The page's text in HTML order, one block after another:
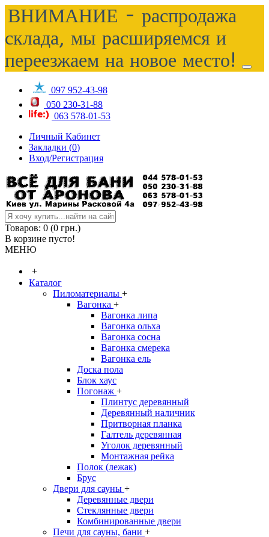
ВНИМАНИЕ - распродажа
склада, мы расширяемся и
переезжаем на новое место!
097 952-43-98
050 230-31-88
063 578-01-53
Личный Кабинет
Закладки (0)
Вход/Регистрация
Товаров: 0 (0 грн.)
В корзине пусто!
МЕНЮ
+
Каталог
Пиломатериалы +
Вагонка +
Вагонка липа
Вагонка ольха
Вагонка сосна
Вагонка смерека
Вагонка ель
Доска пола
Блок хаус
Погонаж +
Плинтус деревянный
Деревянный наличник
Притворная планка
Галтель деревянная
Уголок деревянный
Монтажная рейка
Полок (лежак)
Брус
Двери для сауны +
Деревянные двери
Стеклянные двери
Комбинированные двери
Печи для сауны, бани +